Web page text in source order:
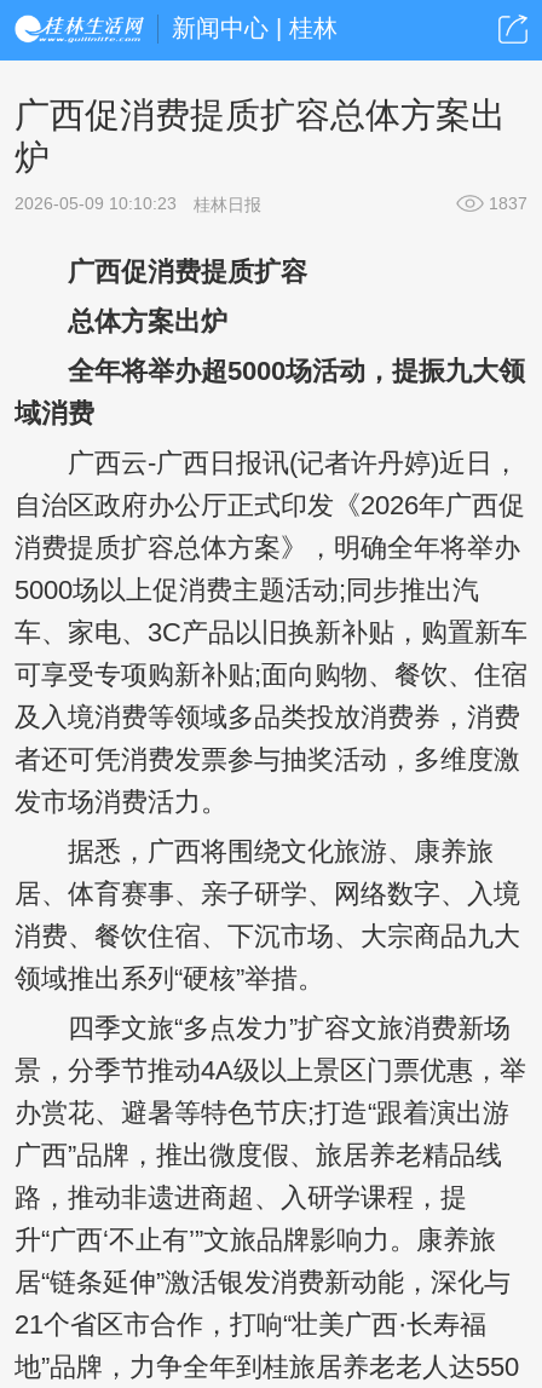
新闻中心 | 桂林
广西促消费提质扩容总体方案出
炉
2026-05-09 10:10:23 桂林日报 1837
广西促消费提质扩容
总体方案出炉
全年将举办超5000场活动，提振九大领
域消费
广西云-广西日报讯(记者许丹婷)近日，
自治区政府办公厅正式印发《2026年广西促
消费提质扩容总体方案》，明确全年将举办
5000场以上促消费主题活动;同步推出汽
车、家电、3C产品以旧换新补贴，购置新车
可享受专项购新补贴;面向购物、餐饮、住宿
及入境消费等领域多品类投放消费券，消费
者还可凭消费发票参与抽奖活动，多维度激
发市场消费活力。
据悉，广西将围绕文化旅游、康养旅
居、体育赛事、亲子研学、网络数字、入境
消费、餐饮住宿、下沉市场、大宗商品九大
领域推出系列“硬核”举措。
四季文旅“多点发力”扩容文旅消费新场
景，分季节推动4A级以上景区门票优惠，举
办赏花、避暑等特色节庆;打造“跟着演出游
广西”品牌，推出微度假、旅居养老精品线
路，推动非遗进商超、入研学课程，提
升“广西‘不止有’”文旅品牌影响力。康养旅
居“链条延伸”激活银发消费新动能，深化与
21个省区市合作，打响“壮美广西·长寿福
地”品牌，力争全年到桂旅居养老老人达550